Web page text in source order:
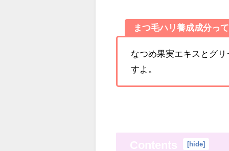
まつ毛ハリ養成成分っ
なつめ果実エキスとグ
すよ。
Contents [hide]